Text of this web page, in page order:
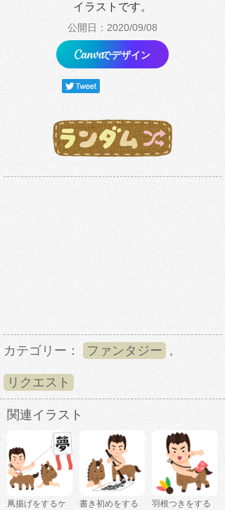
イラストです。
公開日：2020/09/08
でデザイン
カテゴリー： ファンタジー ,
リクエスト
関連イラスト
凧揚げをするケ
書き初めをする
羽根つきをする